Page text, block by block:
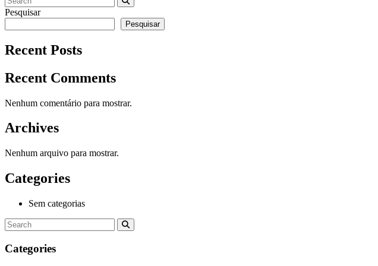
Pesquisar
Pesquisar
Recent Posts
Recent Comments
Nenhum comentário para mostrar.
Archives
Nenhum arquivo para mostrar.
Categories
Sem categorias
Categories